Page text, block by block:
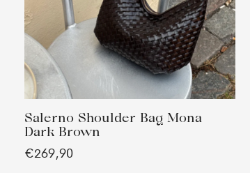
Salerno Shoulder Bag Mona
Dark Brown
€269,90